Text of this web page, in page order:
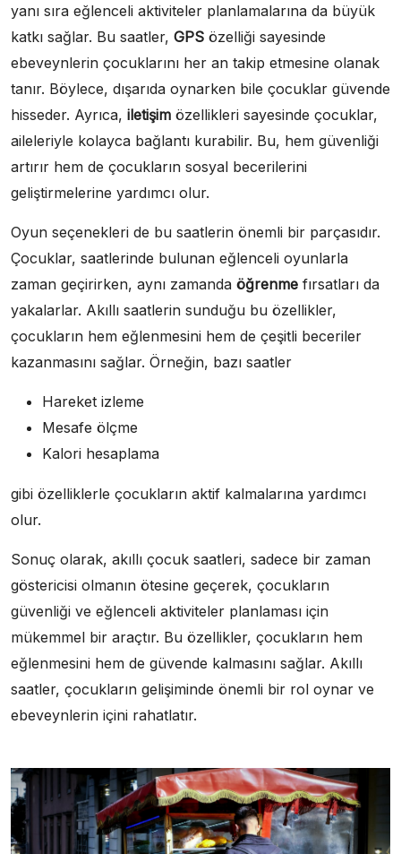
yanı sıra eğlenceli aktiviteler planlamalarına da büyük
katkı sağlar. Bu saatler, GPS özelliği sayesinde
ebeveynlerin çocuklarını her an takip etmesine olanak
tanır. Böylece, dışarıda oynarken bile çocuklar güvende
hisseder. Ayrıca, iletişim özellikleri sayesinde çocuklar,
aileleriyle kolayca bağlantı kurabilir. Bu, hem güvenliği
artırır hem de çocukların sosyal becerilerini
geliştirmelerine yardımcı olur.
Oyun seçenekleri de bu saatlerin önemli bir parçasıdır.
Çocuklar, saatlerinde bulunan eğlenceli oyunlarla
zaman geçirirken, aynı zamanda öğrenme fırsatları da
yakalarlar. Akıllı saatlerin sunduğu bu özellikler,
çocukların hem eğlenmesini hem de çeşitli beceriler
kazanmasını sağlar. Örneğin, bazı saatler
Hareket izleme
Mesafe ölçme
Kalori hesaplama
gibi özelliklerle çocukların aktif kalmalarına yardımcı
olur.
Sonuç olarak, akıllı çocuk saatleri, sadece bir zaman
göstericisi olmanın ötesine geçerek, çocukların
güvenliği ve eğlenceli aktiviteler planlaması için
mükemmel bir araçtır. Bu özellikler, çocukların hem
eğlenmesini hem de güvende kalmasını sağlar. Akıllı
saatler, çocukların gelişiminde önemli bir rol oynar ve
ebeveynlerin içini rahatlatır.